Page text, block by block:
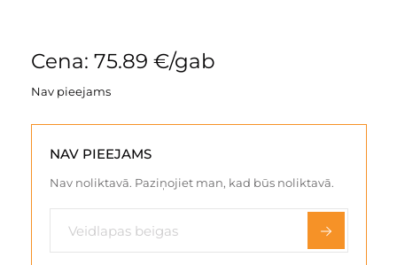
Cena: 75.89 €/gab
Nav pieejams
NAV PIEEJAMS
Nav noliktavā. Paziņojiet man, kad būs noliktavā.